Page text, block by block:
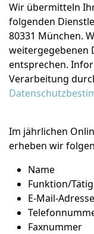
Wir übermitteln
folgenden
80331 München.
weitergegebenen
entsprechen.
Verarbeitung
Im jährlichen
erheben wir
Name
Funktion/
E-Mail-Adresse
Faxnummer